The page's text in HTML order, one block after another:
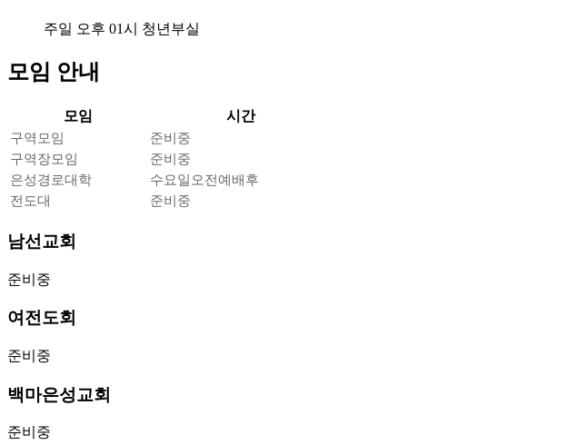
주일 오후 01시 청년부실
모임 안내
모임 시간
구역모임
준비중
구역장모임
준비중
은성경로대학
수요일오전예배후
전도대
준비중
남선교회
준비중
여전도회
준비중
백마은성교회
준비중